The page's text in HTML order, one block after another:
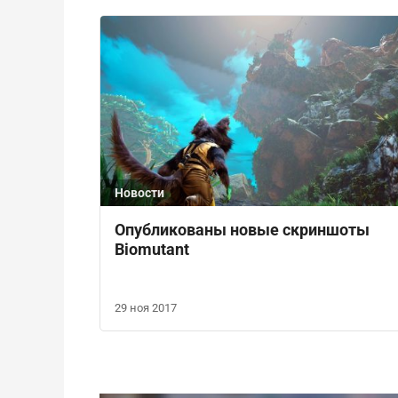
Новости
Опубликованы новые скриншоты
Biomutant
29 ноя 2017